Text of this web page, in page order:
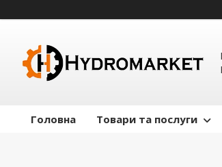
Головна Товари та послуги